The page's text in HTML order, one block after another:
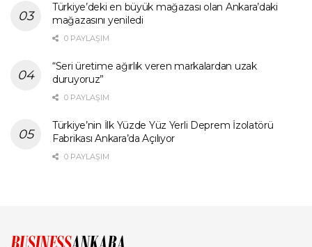
Türkiye’deki en büyük mağazası olan Ankara’daki
mağazasını yeniledi
0 PAYLAŞIM
“Seri üretime ağırlık veren markalardan uzak
duruyoruz”
0 PAYLAŞIM
Türkiye’nin İlk Yüzde Yüz Yerli Deprem İzolatörü
Fabrikası Ankara’da Açılıyor
0 PAYLAŞIM